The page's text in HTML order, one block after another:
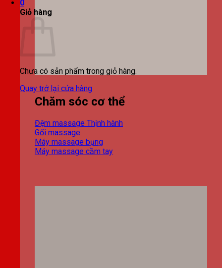
0
Giỏ hàng
Chưa có sản phẩm trong giỏ hàng.
Quay trở lại cửa hàng
Chăm sóc cơ thể
Đệm massage
Gối massage
Máy massage bụng
Máy massage cầm tay